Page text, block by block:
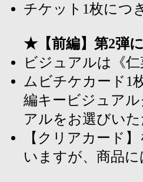
チケット1枚につ
★【前編】第2弾
ビジュアルは《
ムビチケカード1
編キービジュア
アルをお選びい
【クリアカード
いますが、商品